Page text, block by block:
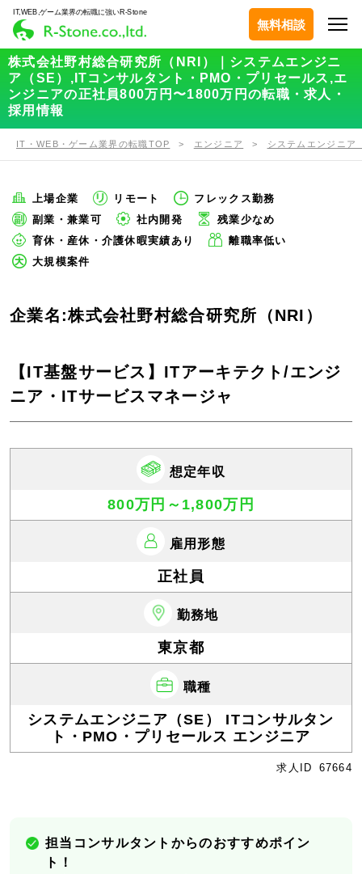
IT,WEB,ゲーム業界の転職に強いR-Stone
無料相談
株式会社野村総合研究所（NRI）｜システムエンジニ
ア（SE）,ITコンサルタント・PMO・プリセールス,エ
ンジニアの正社員800万円〜1800万円の転職・求人・
採用情報
IT・WEB・ゲーム業界の転職TOP エンジニア システムエンジニア
上場企業 リモート
フレックス勤務
副業・兼業可
社内開発
残業少なめ
育休・産休・介護休暇実績あり
離職率低い
大規模案件
企業名:株式会社野村総合研究所（NRI）
【IT基盤サービス】ITアーキテクト/エンジ
ニア・ITサービスマネージャ
想定年収
800万円～1,800万円
雇用形態
正社員
勤務地
東京都
職種
システムエンジニア（SE） ITコンサルタン
ト・PMO・プリセールス エンジニア
求人ID 67664
担当コンサルタントからのおすすめポイン
ト！